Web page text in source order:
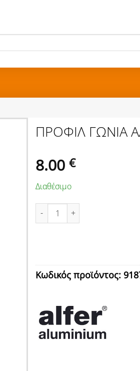
ΠΡΟΦΙΛ ΓΩΝΙΑ
8.00 €
Διαθέσιμο
ΠΡΟΦΙΛ ΓΩΝΙΑ ΑΛΜ 1m
Κωδικός προϊόντος: